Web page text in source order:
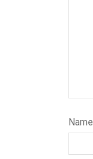
Name